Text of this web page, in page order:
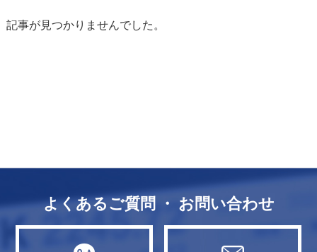
記事が見つかりませんでした。
よくあるご質問 ・ お問い合わせ